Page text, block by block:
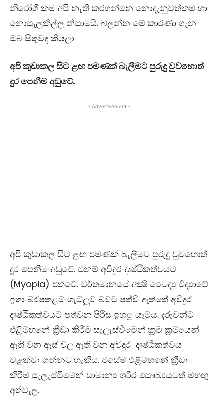
නිරෝගී කම අපි නැති කරගන්නෙ නොදැනුවත්කම හා
නොසැලකිල්ල නිසාමයි. බලන්න මේ කාරණා ගැන
ඔබ සිතුවද කියලා
අපි කුඩාකල සිට ළඟ පමණක්‌ බැලීමට පුරුදු වුවහොත්
දුර පෙනීම අඩුවේ.
- Advertisement -
අපි කුඩාකල සිට ළඟ පමණක් බැලීමට පුරුදු වුවහොත්
දුර පෙනීම අඩුවේ. එනම් අවිදුර දෘෂ්ඨිකත්වයට
(Myopia) පත්වේ. වර්තමානයේ අක්‍ෂි වෛද්‍ය විද්‍යාවේ
ඉතා බරපතළම ගැටලුව බවට පත්වී ඇත්තේ අවිදුර
දෘෂ්ඨිකත්වයට පත්වන පිරිස ඉහළ යෑමය. දරුවන්ට
එළිමහනේ ක්‍රීඩා කිරීම සැලැස්වීමෙන් ක්‍රම ක්‍රමයෙන්
ඇති වන ඇස් වල ඇති වන අවිදුර දෘෂ්ඨිකත්වය
වළක්වා ගන්නට හැකිය. එසේම එළිමහනේ ක්‍රීඩා
කිරීම සැලැස්වීමෙන් සාමාන්‍ය ශරීර සෞඛ්‍යයටත් මහඟු
අත්වැල.